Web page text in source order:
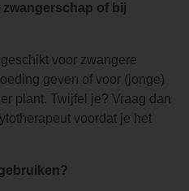
of bij
voor zwangere
geven of voor (jonge)
plant. Twijfel je? Vraag dan
voordat je het